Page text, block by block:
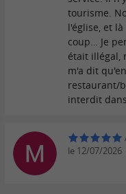
tourisme.
l'église, et
coup… Je
était illégal,
m'a dit
restaurant/
interdit
le 12/07/2026